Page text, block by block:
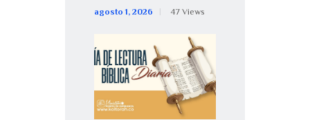
agosto 1, 2026 47 Views